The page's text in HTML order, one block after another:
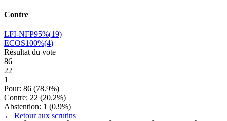
Contre
LFI-NFP95%(19)
ECOS100%(4)
Résultat du vote
86
22
1
Pour: 86 (78.9%)
Contre: 22 (20.2%)
Abstention: 1 (0.9%)
← Retour aux scrutins